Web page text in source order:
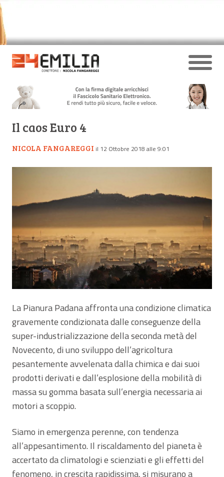
Il caos Euro 4
NICOLA FANGAREGGI il 12 Ottobre 2018 alle 9:01
La Pianura Padana affronta una condizione climatica
gravemente condizionata dalle conseguenze della
super-industrializzazione della seconda metà del
Novecento, di uno sviluppo dell’agricoltura
pesantemente avvelenata dalla chimica e dai suoi
prodotti derivati e dall’esplosione della mobilità di
massa su gomma basata sull’energia necessaria ai
motori a scoppio.
Siamo in emergenza perenne, con tendenza
all’appesantimento. Il riscaldamento del pianeta è
accertato da climatologi e scienziati e gli effetti del
fenomeno, in crescita rapidissima, si misurano a